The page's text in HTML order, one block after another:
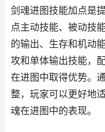
剑魂进图技能加点是
点主动技能、被动技
的输出、生存和机动
攻和单体输出技能，
在进图中取得优势。
整，玩家可以更好地
魂在进图中的表现。